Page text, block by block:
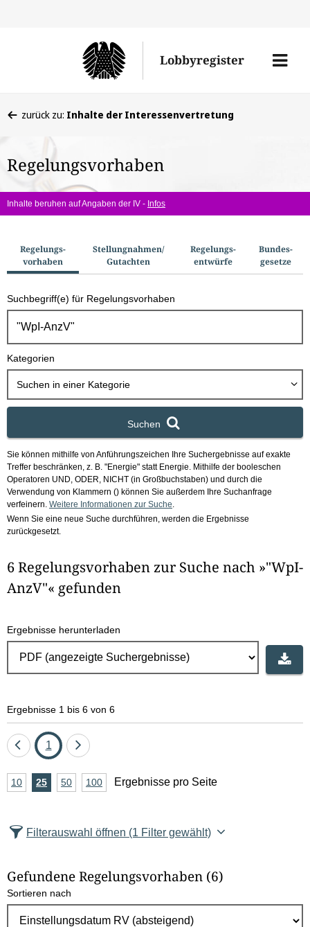
den
Lobbyregister
Menü
befinden
hier:
zurück zu: Inhalte der Interessenvertretung
Regelungsvorhaben
Inhalte beruhen auf Angaben der IV - Infos
u
c
h
o
Regelungs­
vorhaben
Stellungnahmen/​
Gutachten
Regelungs­
entwürfe
Bundes­
gesetze
Suchbegriff(e) für Regelungsvorhaben
Kategorien
Suchen in einer Kategorie
Suchen
Sie können mithilfe von Anführungszeichen Ihre Suchergebnisse auf exakte
Treffer beschränken, z. B. "Energie" statt Energie. Mithilfe der booleschen
Operatoren UND, ODER, NICHT (in Großbuchstaben) und durch die
Verwendung von Klammern () können Sie außerdem Ihre Suchanfrage
verfeinern. Weitere Informationen zur Suche
Wenn Sie eine neue Suche durchführen, werden die Ergebnisse
zurückgesetzt.
6 Regelungsvorhaben zur Suche nach »"WpI-
AnzV"« gefunden
Ergebnisse herunterladen
Ergebnisse 1 bis 6 von 6
Eine
zurück
Seite
1
Eine
vor
A
z
l
E
10Ergebnisse
25Ergebnisse
50Ergebnisse
100Ergebnisse
Ergebnisse pro Seite
Filterauswahl öffnen (1 Filter gewählt)
Gefundene Regelungsvorhaben (6)
Sortieren nach